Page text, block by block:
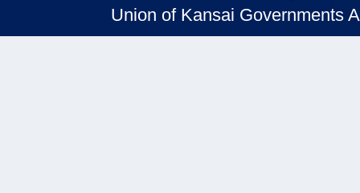
Union of Kansai Governments